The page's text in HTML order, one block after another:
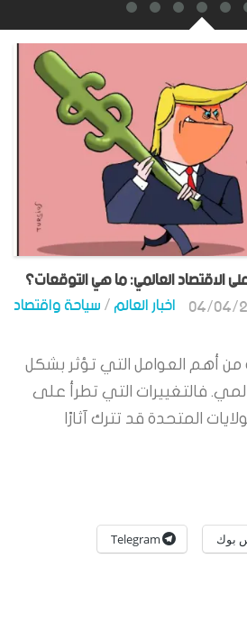
الاقتصاد العالمي: ما هي التوقعات؟
اخبار العالم/سياحة واقتصاد 04/04/
من أهم العوامل التي تؤثر بشكل
فالتغييرات التي تطرأ على
المتحدة قد تترك آثارًا
بوك Telegram